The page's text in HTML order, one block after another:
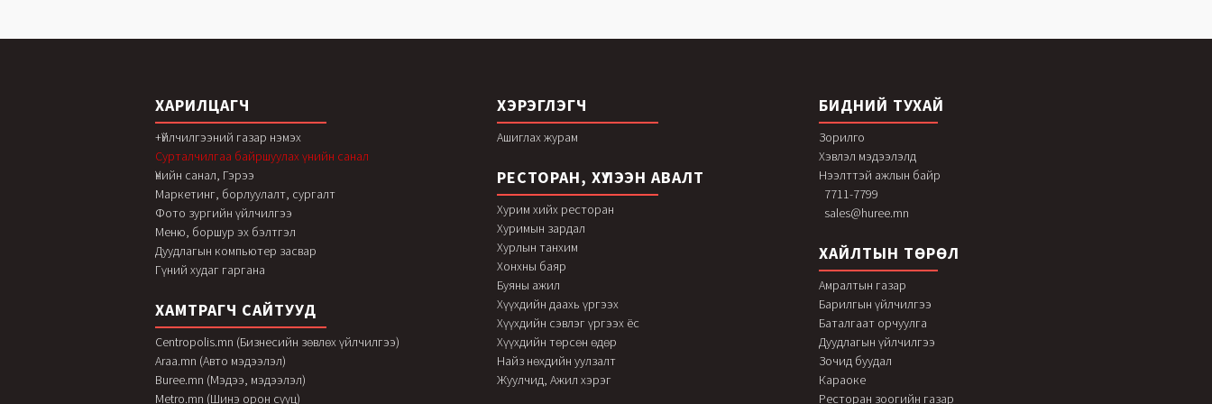
ХАРИЛЦАГЧ
+Үйлчилгээний газар нэмэх
Сурталчилгаа байршуулах үнийн санал
Үнийн санал, Гэрээ
Маркетинг, борлуулалт, сургалт
Фото зургийн үйлчилгээ
Меню, боршур эх бэлтгэл
Дуудлагын компьютер засвар
Гүний худаг гаргана
ХАМТРАГЧ САЙТУУД
Centropolis.mn (Бизнесийн зөвлөх үйлчилгээ)
Araa.mn (Авто мэдээлэл)
Buree.mn (Мэдээ, мэдээлэл)
Metro.mn (Шинэ орон сууц)
ХЭРЭГЛЭГЧ
Ашиглах журам
РЕСТОРАН, ХҮЛЭЭН АВАЛТ
Хурим хийх ресторан
Хуримын зардал
Хурлын танхим
Хонхны баяр
Буяны ажил
Хүүхдийн даахь үргээх
Хүүхдийн сэвлэг үргээх ёс
Хүүхдийн төрсөн өдөр
Найз нөхдийн уулзалт
Жуулчид, Ажил хэрэг
БИДНИЙ ТУХАЙ
Зорилго
Хэвлэл мэдээлэлд
Нээлттэй ажлын байр
7711-7799
sales@huree.mn
ХАЙЛТЫН ТӨРӨЛ
Амралтын газар
Барилгын үйлчилгээ
Баталгаат орчуулга
Дуудлагын үйлчилгээ
Зочид буудал
Караоке
Ресторан зоогийн газар